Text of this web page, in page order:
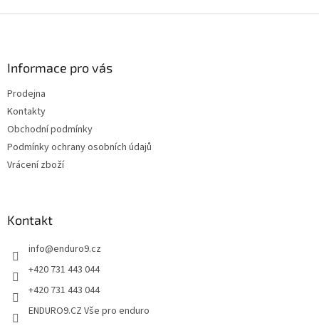
l
Informace pro vás
Prodejna
Kontakty
Obchodní podmínky
Podmínky ochrany osobních údajů
Vrácení zboží
Kontakt
info@enduro9.cz
+420 731 443 044
+420 731 443 044
ENDURO9.CZ Vše pro enduro